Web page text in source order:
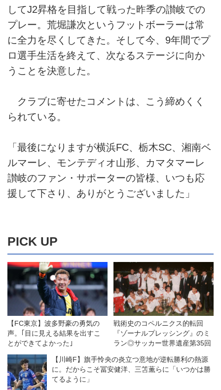
してJ2昇格を目指して戦った昨季の讃岐での
プレー。荒堀謙次というフットボーラーは常
に全力を尽くしてきた。そして今、9年間でプ
ロ選手生活を終えて、次なるステージに向か
うことを決意した。
クラブに寄せたコメントは、こう締めくく
られている。
「最後になりますが横浜FC、栃木SC、湘南ベ
ルマーレ、モンテディオ山形、カマタマーレ
讃岐のファン・サポーターの皆様、いつも応
援して下さり、ありがとうございました」
PICK UP
【FC東京】波多野豪の勇気の
声。｢目に見える結果を出すこ
とができてよかった｣
戦術史のコペルニクス的転回
『ゾーナルプレッシング』のミ
ラン◎サッカー世界遺産第35回
【川崎F】旗手怜央の炎立つ意地が逆転勝利の熱源
に。だからこそ冨安健洋、三笘薫らに「いつかは勝
てるように」